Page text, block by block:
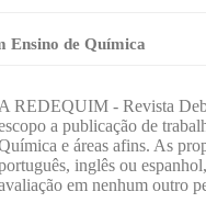
Ensino de Química
A REDEQUIM - Revista
a publicação de
e áreas afins. As
inglês ou
em nenhum outro